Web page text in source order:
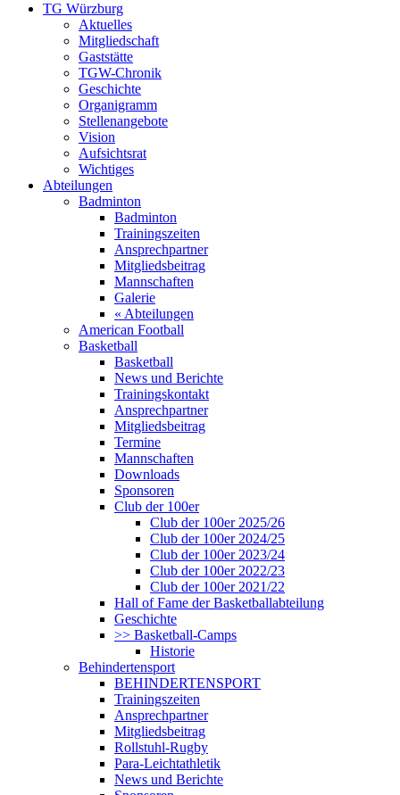
TG Würzburg
Aktuelles
Mitgliedschaft
Gaststätte
TGW-Chronik
Geschichte
Organigramm
Stellenangebote
Vision
Aufsichtsrat
Wichtiges
Abteilungen
Badminton
Badminton
Trainingszeiten
Ansprechpartner
Mitgliedsbeitrag
Mannschaften
Galerie
« Abteilungen
American Football
Basketball
Basketball
News und Berichte
Trainingskontakt
Ansprechpartner
Mitgliedsbeitrag
Termine
Mannschaften
Downloads
Sponsoren
Club der 100er
Club der 100er 2025/26
Club der 100er 2024/25
Club der 100er 2023/24
Club der 100er 2022/23
Club der 100er 2021/22
Hall of Fame der Basketballabteilung
Geschichte
>> Basketball-Camps
Historie
Behindertensport
BEHINDERTENSPORT
Trainingszeiten
Ansprechpartner
Mitgliedsbeitrag
Rollstuhl-Rugby
Para-Leichtathletik
News und Berichte